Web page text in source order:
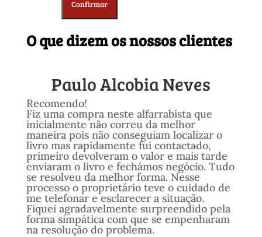
O que dizem os nossos clientes
Paulo Alcobia Neves
Recomendo!
Fiz uma compra neste alfarrabista que
inicialmente não correu da melhor
maneira pois não conseguiam localizar o
livro mas rapidamente fui contactado,
primeiro devolveram o valor e mais tarde
enviaram o livro e fechámos negócio. Tudo
se resolveu da melhor forma. Nesse
processo o proprietário teve o cuidado de
me telefonar e esclarecer a situação.
Fiquei agradavelmente surpreendido pela
forma simpática com que se empenharam
na resolução do problema.